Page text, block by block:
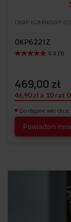
Dostępne wkrótce
OKAP KOMINOWY
OKP6221Z
Powiadom
5.0 (1)
469,00 zł
46,90 zł x 10 rat